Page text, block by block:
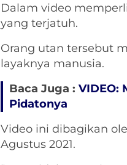
Dalam video
yang terjatuh.
Orang utan tersebut
layaknya manusia.
Baca Juga : VIDEO:
Pidatonya
Video ini dibagikan
Agustus 2021.